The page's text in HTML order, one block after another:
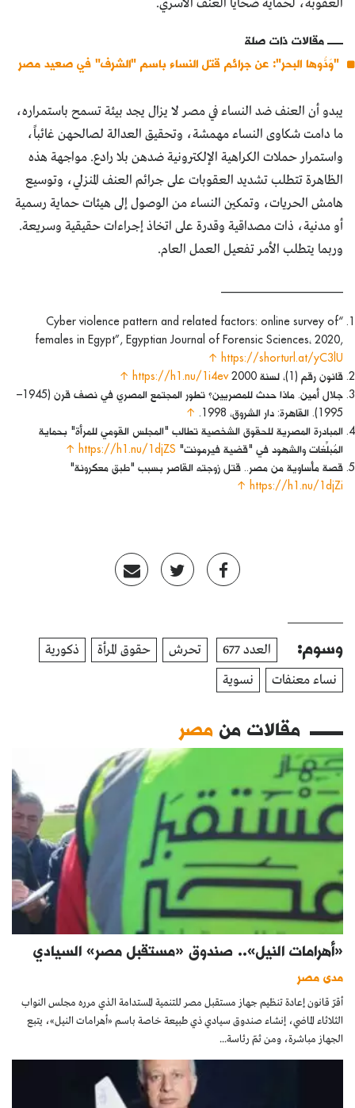
العقوبة، لحماية ضحايا العنف الأسري.
مقالات ذات صلة
"وَدُّوها البحر": عن جرائم قتل النساء باسم "الشرف" في صعيد مصر
يبدو أن العنف ضد النساء في مصر لا يزال يجد بيئة تسمح باستمراره،
ما دامت شكاوى النساء مهمشة، وتحقيق العدالة لصالحهن غائباً،
واستمرار حملات الكراهية الإلكترونية ضدهن بلا رادع. مواجهة هذه
الظاهرة تتطلب تشديد العقوبات على جرائم العنف المنزلي، وتوسيع
هامش الحريات، وتمكين النساء من الوصول إلى هيئات حماية رسمية
أو مدنية، ذات مصداقية وقدرة على اتخاذ إجراءات حقيقية وسريعة.
وربما يتطلب الأمر تفعيل العمل العام.
“Cyber violence pattern and related factors: online survey of
females in Egypt”, Egyptian Journal of Forensic Sciences، 2020,
https://shorturl.at/yC3lU
↑
قانون رقم (1)، لسنة 2000
https://h1.nu/1i4ev
↑
جلال أمين. ماذا حدث للمصريين؟ تطور المجتمع المصري في نصف قرن (1945–
1995). القاهرة: دار الشروق، 1998.
↑
المبادرة المصرية للحقوق الشخصية تطالب "المجلس القومي للمرأة" بحماية
المُبلِّغات والشهود في "قضية فيرمونت" https://h1.nu/1djZS
↑
قصة مأساوية من مصر.. قتل زوجته القاصر بسبب "طبق معكرونة"
https://h1.nu/1djZi
↑
وسوم: العدد 677 تحرش حقوق المرأة
ذكورية
نساء معنفات
نسوية
مقالات منمصر
«أهرامات النيل».. صندوق «مستقبل مصر» السيادي
مدى مصر
أقرّ قانون إعادة تنظيم جهاز مستقبل مصر للتنمية المستدامة الذي مرره مجلس النواب
الثلاثاء الماضي، إنشاء صندوق سيادي ذي طبيعة خاصة باسم «أهرامات النيل»، يتبع
الجهاز مباشرة، ومن ثمّ رئاسة...